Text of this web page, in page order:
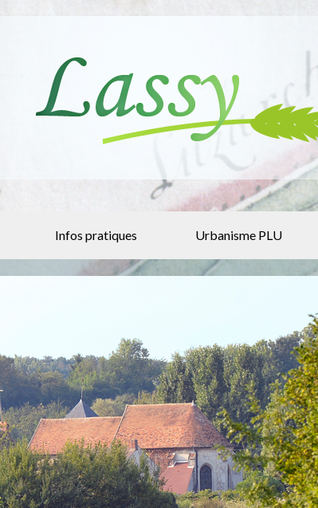
Infos pratiques Urbanisme PLU